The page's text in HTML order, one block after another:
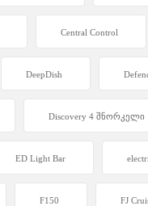
Central Control
DeepDish
Discovery 4 შნორკელი
ED Light Bar
F150 FJ